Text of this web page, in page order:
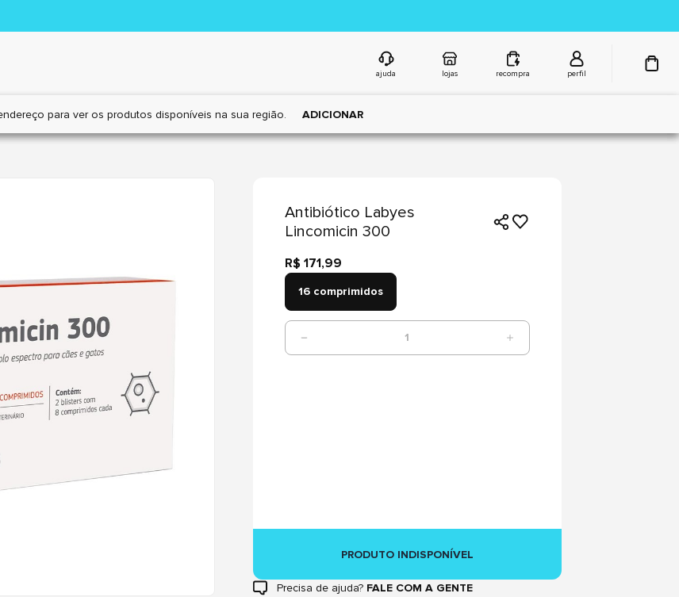
ajuda lojas recompra perfil
para ver os produtos disponíveis na sua região. ADICIONAR
Antibiótico Labyes
Lincomicin 300
R$ 171,99
16 comprimidos
1
PRODUTO INDISPONÍVEL
Precisa de ajuda? FALE COM A GENTE